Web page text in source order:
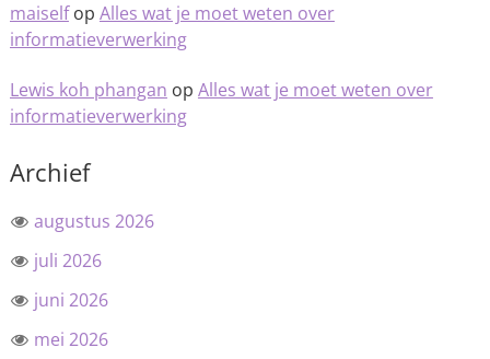
maiselfop Alles wat je moet weten over
informatieverwerking
Lewis koh phangan op Alles wat je moet weten over
informatieverwerking
Archief
augustus 2026
juli 2026
juni 2026
mei 2026